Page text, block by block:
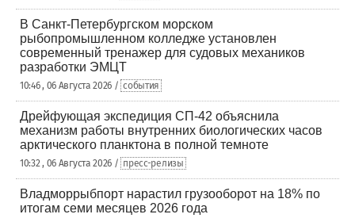
В Санкт-Петербургском морском
рыбопромышленном колледже установлен
современный тренажер для судовых механиков
разработки ЭМЦТ
10:46 , 06 Августа 2026 / события
Дрейфующая экспедиция СП-42 объяснила
механизм работы внутренних биологических часов
арктического планктона в полной темноте
10:32 , 06 Августа 2026 / пресс-релизы
Владморрыбпорт нарастил грузооборот на 18% по
итогам семи месяцев 2026 года